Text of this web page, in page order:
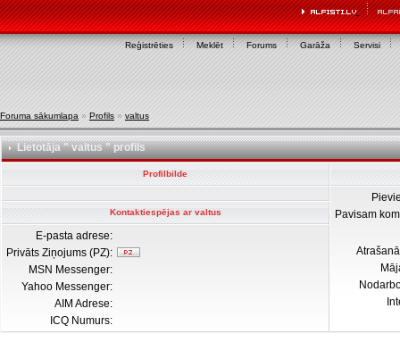
Reģistrēties Meklēt Forums Garāža Servisi
Foruma sākumlapa » Profils » valtus
Lietotāja " valtus " profils
Profilbilde
Pavisam
Kontaktiespējas ar valtus
E-pasta adrese:
Privāts Ziņojums (PZ):
MSN Messenger:
Yahoo Messenger:
AIM Adrese:
ICQ Numurs: